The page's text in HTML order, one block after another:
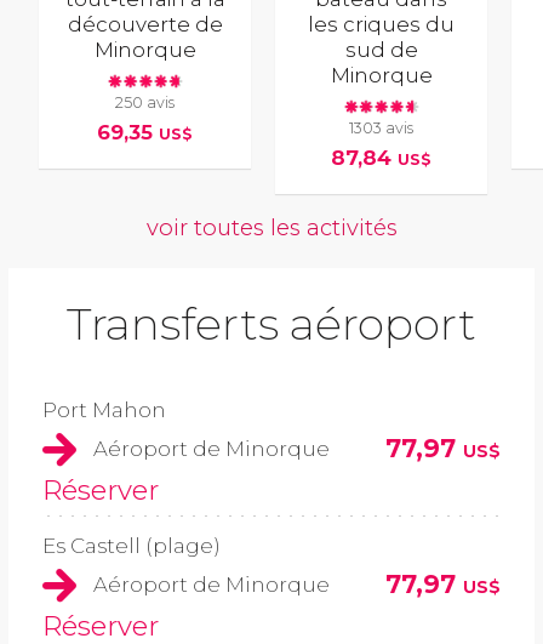
découverte de
Minorque
250 avis
69,35 US$
les criques du
sud de
Minorque
1303 avis
87,84 US$
voir toutes les activités
Transferts aéroport
Port Mahon
Aéroport de Minorque
77,97 US$
Réserver
Es Castell (plage)
Aéroport de Minorque
77,97 US$
Réserver